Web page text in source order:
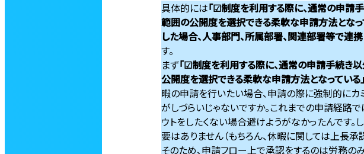
具体的には「☑制度を利用する際に、通常の申請
範囲の公開度を選択できる柔軟な申請方法となっ
した場合、人事部門、所属部署、関連部署等で連
す。
まず「☑制度を利用する際に、通常の申請手続き
公開度を選択できる柔軟な申請方法となっている」
暇の申請を行いたい場合、申請の際に強制的にカ
がしづらいじゃないですか。これまでの申請経路
ウトをしたくない場合避けようがなかったんです
要はありません（もちろん、休暇に関しては上長
そのため、申請フロー上で承認をするのは労務